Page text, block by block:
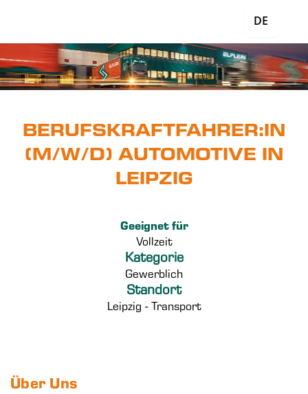
DE
BERUFSKRAFTFAHRER:IN
(M/W/D) AUTOMOTIVE IN
LEIPZIG
Geeignet für
Vollzeit
Kategorie
Gewerblich
Standort
Leipzig - Transport
Über Uns